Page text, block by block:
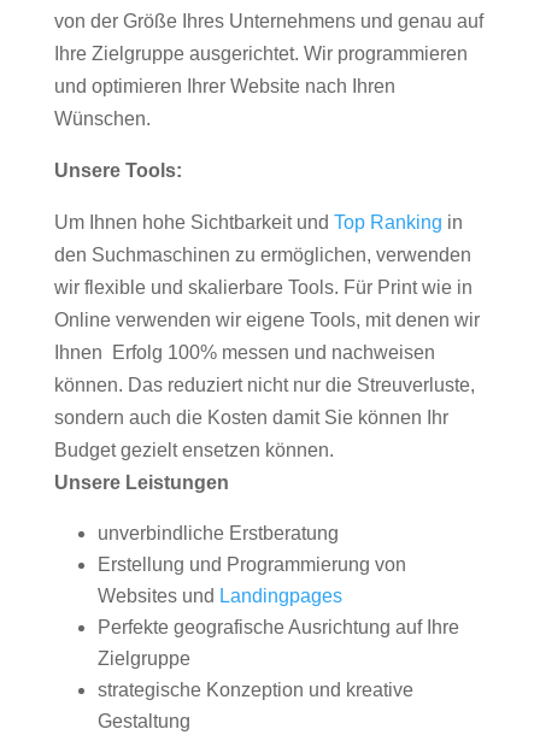
von der Größe Ihres Unternehmens und genau auf
Ihre Zielgruppe ausgerichtet. Wir programmieren
und optimieren Ihrer Website nach Ihren
Wünschen.
Unsere Tools:
Um Ihnen hohe Sichtbarkeit und Top Ranking in
den Suchmaschinen zu ermöglichen, verwenden
wir flexible und skalierbare Tools. Für Print wie in
Online verwenden wir eigene Tools, mit denen wir
Ihnen Erfolg 100% messen und nachweisen
können. Das reduziert nicht nur die Streuverluste,
sondern auch die Kosten damit Sie können Ihr
Budget gezielt ensetzen können.
Unsere Leistungen
unverbindliche Erstberatung
Erstellung und Programmierung von
Websites und Landingpages
Perfekte geografische Ausrichtung auf Ihre
Zielgruppe
strategische Konzeption und kreative
Gestaltung